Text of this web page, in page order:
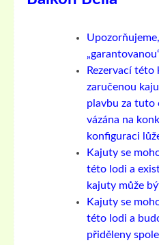
Rezervací této
zaručenou
plavbu za tuto
vázána na
konfiguraci
Kajuty se
této lodi a
kajuty může
Kajuty se
této lodi a
přiděleny